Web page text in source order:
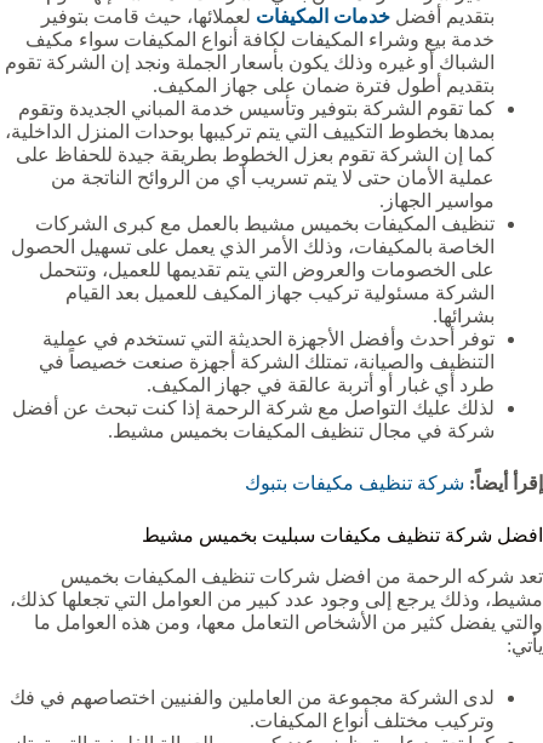
بتقديم أفضل خدمات المكيفات لعملائها، حيث قامت بتوفير
خدمة بيع وشراء المكيفات لكافة أنواع المكيفات سواء مكيف
الشباك أو غيره وذلك يكون بأسعار الجملة ونجد إن الشركة تقوم
بتقديم أطول فترة ضمان على جهاز المكيف.
كما تقوم الشركة بتوفير وتأسيس خدمة المباني الجديدة وتقوم
بمدها بخطوط التكييف التي يتم تركيبها بوحدات المنزل الداخلية،
كما إن الشركة تقوم بعزل الخطوط بطريقة جيدة للحفاظ على
عملية الأمان حتى لا يتم تسريب أي من الروائح الناتجة من
مواسير الجهاز.
تنظيف المكيفات بخميس مشيط بالعمل مع كبرى الشركات
الخاصة بالمكيفات، وذلك الأمر الذي يعمل على تسهيل الحصول
على الخصومات والعروض التي يتم تقديمها للعميل، وتتحمل
الشركة مسئولية تركيب جهاز المكيف للعميل بعد القيام
بشرائها.
توفر أحدث وأفضل الأجهزة الحديثة التي تستخدم في عملية
التنظيف والصيانة، تمتلك الشركة أجهزة صنعت خصيصاً في
طرد أي غبار أو أتربة عالقة في جهاز المكيف.
لذلك عليك التواصل مع شركة الرحمة إذا كنت تبحث عن أفضل
شركة في مجال تنظيف المكيفات بخميس مشيط.
إقرأ أيضاً: شركة تنظيف مكيفات بتبوك
افضل شركة تنظيف مكيفات سبليت بخميس مشيط
تعد شركه الرحمة من افضل شركات تنظيف المكيفات بخميس
مشيط، وذلك يرجع إلى وجود عدد كبير من العوامل التي تجعلها كذلك،
والتي يفضل كثير من الأشخاص التعامل معها، ومن هذه العوامل ما
يأتي:
لدى الشركة مجموعة من العاملين والفنيين اختصاصهم في فك
وتركيب مختلف أنواع المكيفات.